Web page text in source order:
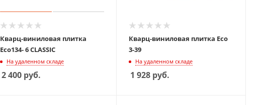
Кварц-виниловая плитка
Eco134- 6 CLASSIC
На удаленном складе
2 400руб.
Кварц-виниловая плитка Eco
3-39
На удаленном складе
1 928 руб.